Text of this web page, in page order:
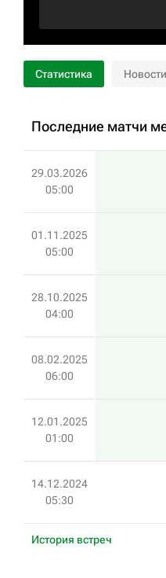
Статистика
Последние матчи
29.03.2026
05:00
01.11.2025
05:00
28.10.2025
04:00
08.02.2025
06:00
12.01.2025
01:00
14.12.2024
05:30
История встреч